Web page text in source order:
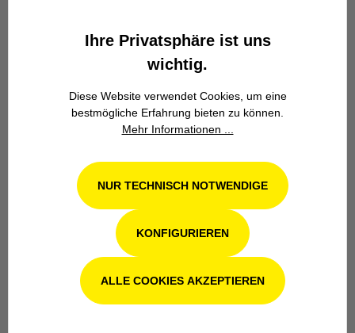
Kompetenz, Innovation und
Zuverlässigkeit.
Werkstatt in Odenthal / Köln
Unsere Fachwerkstatt für Garten-, Forst-
und Landtechnik- Geräte in Odenthal bei
Köln steht Ihnen auch nach dem Kauf mit
Rat und Tat zur Seite.
Ihre Privatsphäre ist uns
wichtig.
Diese Website verwendet Cookies, um eine
bestmögliche Erfahrung bieten zu können.
Mehr Informationen ...
NUR TECHNISCH NOTWENDIGE
KONFIGURIEREN
ALLE COOKIES AKZEPTIEREN